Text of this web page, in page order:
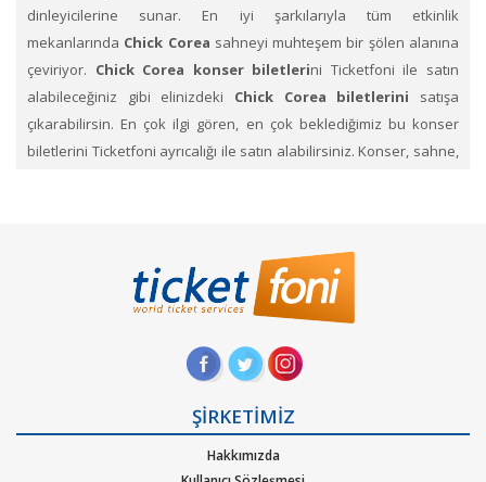
dinleyicilerine sunar. En iyi şarkılarıyla tüm etkinlik
mekanlarında Chick Corea sahneyi muhteşem bir şölen alanına
çeviriyor. Chick Corea konser biletlerini Ticketfoni ile satın
alabileceğiniz gibi elinizdeki Chick Corea biletlerini satışa
çıkarabilirsin. En çok ilgi gören, en çok beklediğimiz bu konser
biletlerini Ticketfoni ayrıcalığı ile satın alabilirsiniz. Konser, sahne,
size ulaştırılacağını ve hangi zaman diliminde sizde olacağını size
yapacağımız bildirimlerle haberdar edeceğiz.
Chick Corea gibi pek çok sanatçının ve müzik
gruplarının konserlerine, müzik festivallerine, sahne etkinliklerine
en uygun ve hızlı bir şekilde bilet satın alabilirsiniz.
üzerinden Chick Corea konser bileti satın almak
Ticketfoni ye üye olunuz. Bilet seçiminizi yapınız. (Katılmak
ŞİRKETİMİZ
Hakkımızda